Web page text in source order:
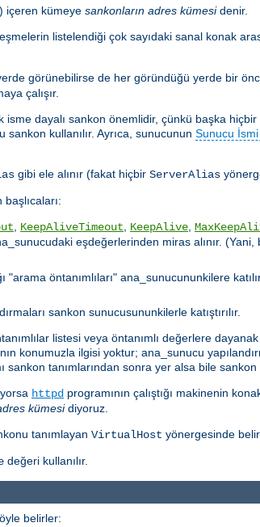
içeren kümeye sankonların adres kümesidenir.
listelendiği çok sayıdaki sanal konak
görünebilirse de her göründüğü yerde bir
çalışır.
isme dayalı sankon önemlidir, çünkü başka
kullanılır. Ayrıca, sunucunun Sunucu
gibi ele alınır (fakat hiçbir ServerAlias
KeepAliveTimeout KeepAlive
eşdeğerlerinden miras alınır.
"arama öntanımlıları" ana_sunucununkilere
sankon sunucusununkilerle katıştırılır.
listesi veya öntanımlı değerlere
konumuzla ilgisi yoktur; ana_sunucu
tanımlarından sonra yer alsa bile sankon
httpd programının çalıştığı makinenin
kümesidiyoruz.
tanımlayan VirtualHost yönergesinde
değeri kullanılır.
belirler: